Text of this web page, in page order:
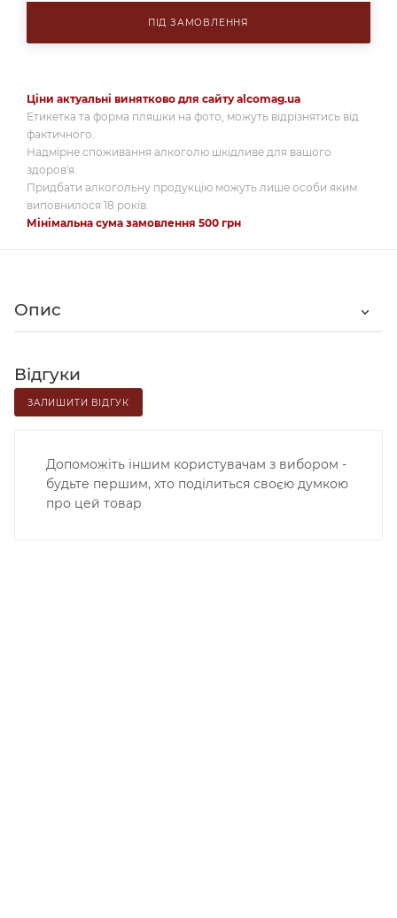
ПІД ЗАМОВЛЕННЯ
Ціни актуальні винятково для сайту alcomag.ua
Етикетка та форма пляшки на фото, можуть відрізнятись від
фактичного.
Надмірне споживання алкоголю шкідливе для вашого
здоров'я.
Придбати алкогольну продукцію можуть лише особи яким
виповнилося 18 років.
Мінімальна сума замовлення 500 грн
Опис
Відгуки
ЗАЛИШИТИ ВІДГУК
Допоможіть іншим користувачам з вибором -
будьте першим, хто поділиться своєю думкою
про цей товар